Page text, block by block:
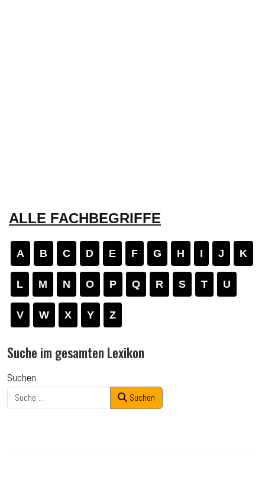
ALLE FACHBEGRIFFE
A B C D E F G H I J K
L M N O P Q R S T U
V W X Y Z
Suche im gesamten Lexikon
Suchen
Suchen